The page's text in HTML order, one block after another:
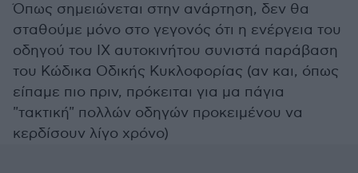
Όπως σημειώνεται στην ανάρτηση, δεν θα
σταθούμε μόνο στο γεγονός ότι η ενέργεια του
οδηγού του ΙΧ αυτοκινήτου συνιστά παράβαση
του Κώδικα Οδικής Κυκλοφορίας (αν και, όπως
είπαμε πιο πριν, πρόκειται για μα πάγια
"τακτική" πολλών οδηγών προκειμένου να
κερδίσουν λίγο χρόνο)